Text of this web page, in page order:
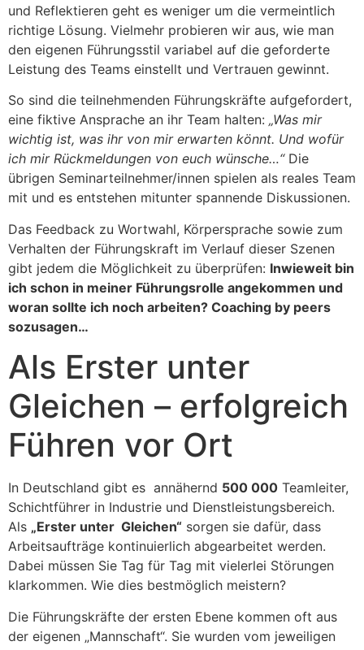
und Reflektieren geht es weniger um die vermeintlich
richtige Lösung. Vielmehr probieren wir aus, wie man
den eigenen Führungsstil variabel auf die geforderte
Leistung des Teams einstellt und Vertrauen gewinnt.
So sind die teilnehmenden Führungskräfte aufgefordert,
eine fiktive Ansprache an ihr Team halten: „Was mir
wichtig ist, was ihr von mir erwarten könnt. Und wofür
ich mir Rückmeldungen von euch wünsche…“ Die
übrigen Seminarteilnehmer/innen spielen als reales Team
mit und es entstehen mitunter spannende Diskussionen.
Das Feedback zu Wortwahl, Körpersprache sowie zum
Verhalten der Führungskraft im Verlauf dieser Szenen
gibt jedem die Möglichkeit zu überprüfen: Inwieweit bin
ich schon in meiner Führungsrolle angekommen und
woran sollte ich noch arbeiten? Coaching by peers
sozusagen…
Als Erster unter
Gleichen – erfolgreich
Führen vor Ort
In Deutschland gibt es annähernd 500 000 Teamleiter,
Schichtführer in Industrie und Dienstleistungsbereich.
Als „Erster unter Gleichen“ sorgen sie dafür, dass
Arbeitsaufträge kontinuierlich abgearbeitet werden.
Dabei müssen Sie Tag für Tag mit vielerlei Störungen
klarkommen. Wie dies bestmöglich meistern?
Die Führungskräfte der ersten Ebene kommen oft aus
der eigenen „Mannschaft“. Sie wurden vom jeweiligen